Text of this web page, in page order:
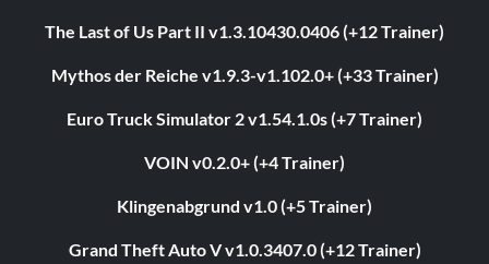
The Last of Us Part II v1.3.10430.0406 (+12 Trainer)
Mythos der Reiche v1.9.3-v1.102.0+ (+33 Trainer)
Euro Truck Simulator 2 v1.54.1.0s (+7 Trainer)
VOIN v0.2.0+ (+4 Trainer)
Klingenabgrund v1.0 (+5 Trainer)
Grand Theft Auto V v1.0.3407.0 (+12 Trainer)